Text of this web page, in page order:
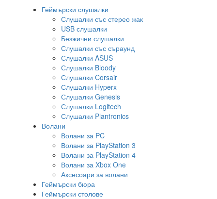
Геймърски слушалки
Слушалки със стерео жак
USB слушалки
Безжични слушалки
Слушалки със съраунд
Слушалки ASUS
Слушалки Bloody
Слушалки Corsair
Слушалки Hyperx
Слушалки Genesis
Слушалки Logitech
Слушалки Plantronics
Волани
Волани за PC
Волани за PlayStation 3
Волани за PlayStation 4
Волани за Xbox One
Аксесоари за волани
Геймърски бюра
Геймърски столове